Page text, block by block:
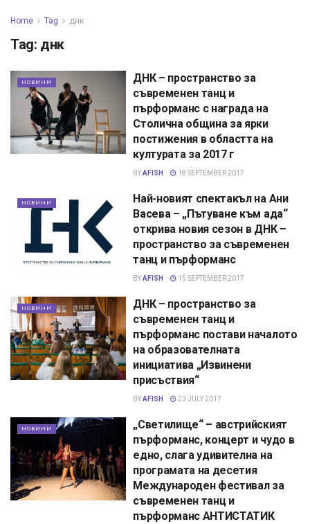
Home Tag днк
Tag: днк
НОВИНИ
ДНК – пространство за
съвременен танц и
пърформанс с награда на
Столична община за ярки
постижения в областта на
културата за 2017 г
BYAFISH 18 SEPTEMBER 2017
НОВИНИ
Най-новият спектакъл на Ани
Васева – „Пътуване към ада“
открива новия сезон в ДНК –
пространство за съвременен
танц и пърформанс
BYAFISH 15 SEPTEMBER 2017
НОВИНИ
ДНК – пространство за
съвременен танц и
пърформанс постави началото
на образователната
инициатива „Извинени
присъствия“
BYAFISH 23 JULY 2017
НОВИНИ
„Светилище“ – австрийският
пърформанс, концерт и чудо в
едно, слага удивителна на
програмата на десетия
Международен фестивал за
съвременен танц и
пърформанс АНТИСТАТИК